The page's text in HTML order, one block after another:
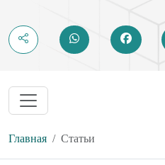
Главная Статьи